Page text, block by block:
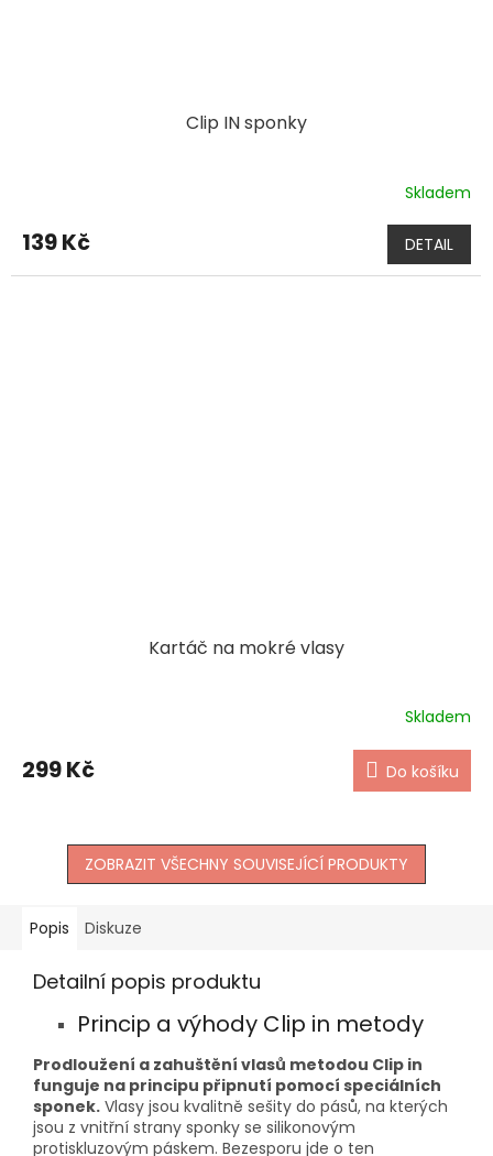
Clip IN sponky
Skladem
139 Kč DETAIL
Kartáč na mokré vlasy
Skladem
299 Kč Do košíku
ZOBRAZIT VŠECHNY SOUVISEJÍCÍ PRODUKTY
Popis Diskuze
Detailní popis produktu
Princip a výhody Clip in metody
Prodloužení a zahuštění vlasů metodou Clip in
funguje na principu připnutí pomocí speciálních
sponek. Vlasy jsou kvalitně sešity do pásů, na kterých
jsou z vnitřní strany sponky se silikonovým
protiskluzovým páskem. Bezesporu jde o ten